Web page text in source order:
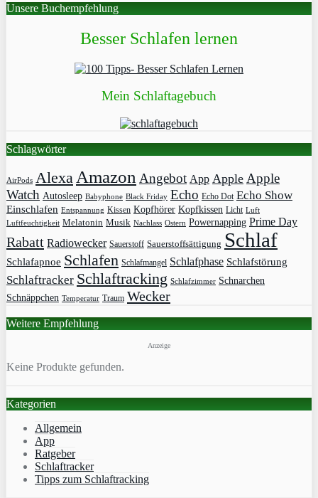
Unsere Buchempfehlung
Besser Schlafen lernen
Mein Schlaftagebuch
Schlagwörter
AirPods Alexa Amazon Angebot App Apple Apple
Watch Autosleep Babyphone Black Friday Echo Echo Dot Echo Show
Einschlafen Entspannung Kissen Kopfhörer Kopfkissen Licht Luft
Luftfeuchtigkeit Melatonin Musik Nachlass Ostern Powernapping Prime Day
Rabatt Radiowecker Sauerstoff Sauerstoffsättigung Schlaf
Schlafapnoe Schlafen Schlafmangel Schlafphase Schlafstörung
Schlaftracker Schlaftracking Schlafzimmer Schnarchen
Schnäppchen Temperatur Traum Wecker
Weitere Empfehlung
Anzeige
Keine Produkte gefunden.
Kategorien
Allgemein
App
Ratgeber
Schlaftracker
Tipps zum Schlaftracking